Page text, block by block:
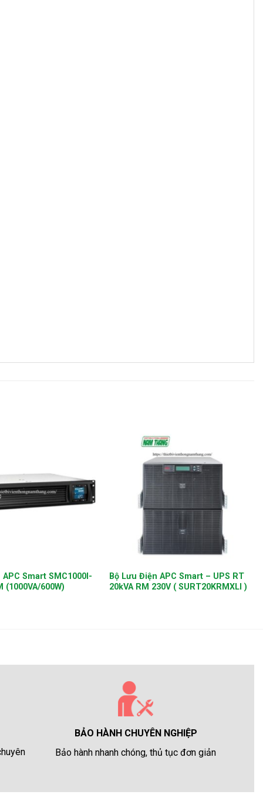
Smart SMC1000I-
(1000VA/600W)
Bộ Lưu Điện APC Smart – UPS RT
20kVA RM 230V ( SURT20KRMXLI )
BẢO HÀNH CHUYÊN NGHIỆP
Bảo hành nhanh chóng, thủ tục đơn giản